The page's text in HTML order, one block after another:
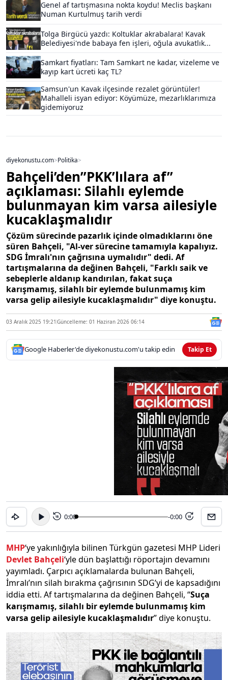
Genel af tartışmasına nokta koydu! Meclis başkanı
Numan Kurtulmuş tarih verdi
Tolga Birgücü yazdı: Koltuklar akrabalara! Kavak
Belediyesi'nde babaya fen işleri, oğula avukatlık...
Samkart fiyatları: Tam Samkart ne kadar, vizeleme ve
kayıp kart ücreti kaç TL?
Samsun'un Kavak ilçesinde rezalet görüntüler!
Mahalleli isyan ediyor: Köyümüze, mezarlıklarımıza
gidemiyoruz
diyekonustu.com>Politika>
Bahçeli’den”PKK’lılara af”
açıklaması: Silahlı eylemde
bulunmayan kim varsa ailesiyle
kucaklaşmalıdır
Çözüm sürecinde pazarlık içinde olmadıklarını öne
süren Bahçeli, "Al-ver sürecine tamamıyla kapalıyız.
SDG İmralı'nın çağrısına uymalıdır" dedi. Af
tartışmalarına da değinen Bahçeli, "Farklı saik ve
sebeplerle aldanıp kandırılan, fakat suça
karışmamış, silahlı bir eylemde bulunmamış kim
varsa gelip ailesiyle kucaklaşmalıdır" diye konuştu.
03 Aralık 2025 19:21 Güncelleme: 01 Haziran 2026 06:14
Google Haberler'de diyekonustu.com'u takip edin Takip Et
15 0:00 -0:00 15
MHP‘ye yakınlığıyla bilinen Türkgün gazetesi MHP Lideri
Devlet Bahçeli‘yle dün başlattığı röportajın devamını
yayımladı. Çarpıcı açıklamalarda bulunan Bahçeli,
İmralı’nın silah bırakma çağrısının SDG’yi de kapsadığını
iddia etti. Af tartışmalarına da değinen Bahçeli, “Suça
karışmamış, silahlı bir eylemde bulunmamış kim
varsa gelip ailesiyle kucaklaşmalıdır” diye konuştu.